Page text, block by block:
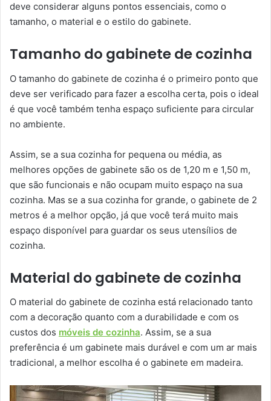
deve considerar alguns pontos essenciais, como o
tamanho, o material e o estilo do gabinete.
Tamanho do gabinete de cozinha
O tamanho do gabinete de cozinha é o primeiro ponto que
deve ser verificado para fazer a escolha certa, pois o ideal
é que você também tenha espaço suficiente para circular
no ambiente.
Assim, se a sua cozinha for pequena ou média, as
melhores opções de gabinete são os de 1,20 m e 1,50 m,
que são funcionais e não ocupam muito espaço na sua
cozinha. Mas se a sua cozinha for grande, o gabinete de 2
metros é a melhor opção, já que você terá muito mais
espaço disponível para guardar os seus utensílios de
cozinha.
Material do gabinete de cozinha
O material do gabinete de cozinha está relacionado tanto
com a decoração quanto com a durabilidade e com os
custos dos móveis de cozinha. Assim, se a sua
preferência é um gabinete mais durável e com um ar mais
tradicional, a melhor escolha é o gabinete em madeira.